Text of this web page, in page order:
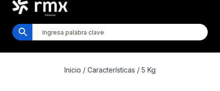
Inicio / Características / 5 Kg